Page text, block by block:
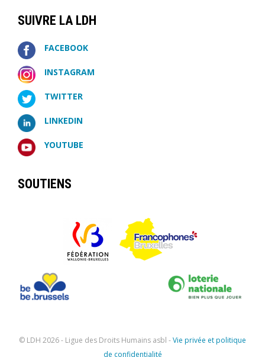
SUIVRE LA LDH
FACEBOOK
INSTAGRAM
TWITTER
LINKEDIN
YOUTUBE
SOUTIENS
© LDH 2026 - Ligue des Droits Humains asbl -Vie privée et politique
de confidentialité